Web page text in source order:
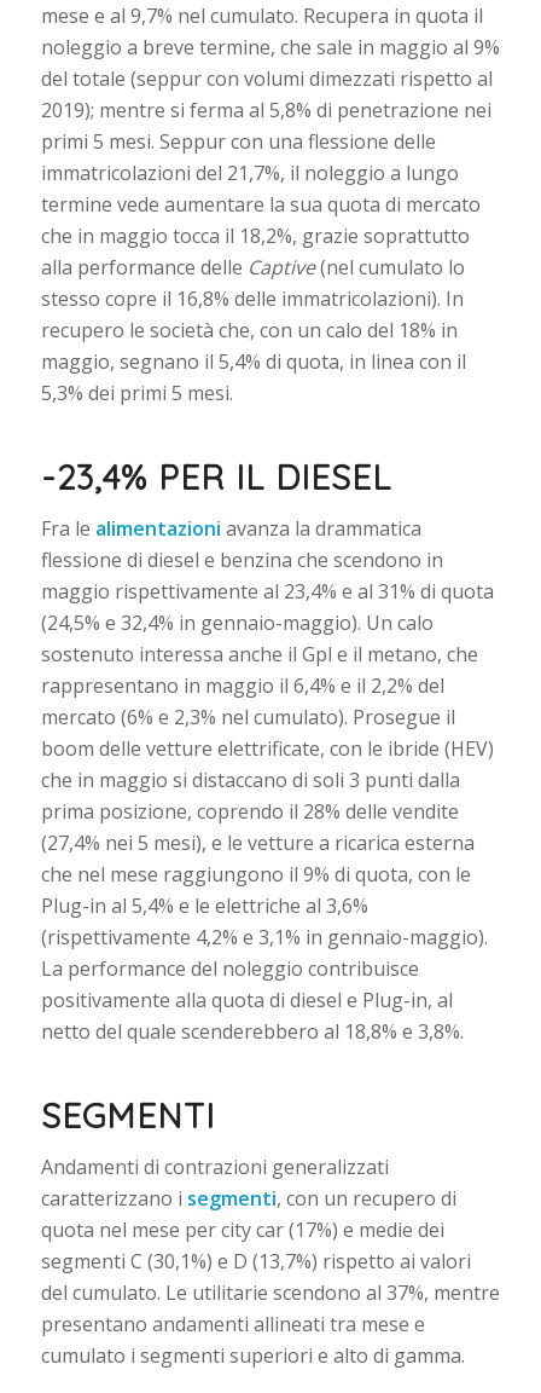
mese e al 9,7% nel cumulato. Recupera in quota il
noleggio a breve termine, che sale in maggio al 9%
del totale (seppur con volumi dimezzati rispetto al
2019); mentre si ferma al 5,8% di penetrazione nei
primi 5 mesi. Seppur con una flessione delle
immatricolazioni del 21,7%, il noleggio a lungo
termine vede aumentare la sua quota di mercato
che in maggio tocca il 18,2%, grazie soprattutto
alla performance delle Captive(nel cumulato lo
stesso copre il 16,8% delle immatricolazioni). In
recupero le società che, con un calo del 18% in
maggio, segnano il 5,4% di quota, in linea con il
5,3% dei primi 5 mesi.
-23,4% PER IL DIESEL
Fra le alimentazioni avanza la drammatica
flessione di diesel e benzina che scendono in
maggio rispettivamente al 23,4% e al 31% di quota
(24,5% e 32,4% in gennaio-maggio). Un calo
sostenuto interessa anche il Gpl e il metano, che
rappresentano in maggio il 6,4% e il 2,2% del
mercato (6% e 2,3% nel cumulato). Prosegue il
boom delle vetture elettrificate, con le ibride (HEV)
che in maggio si distaccano di soli 3 punti dalla
prima posizione, coprendo il 28% delle vendite
(27,4% nei 5 mesi), e le vetture a ricarica esterna
che nel mese raggiungono il 9% di quota, con le
Plug-in al 5,4% e le elettriche al 3,6%
(rispettivamente 4,2% e 3,1% in gennaio-maggio).
La performance del noleggio contribuisce
positivamente alla quota di diesel e Plug-in, al
netto del quale scenderebbero al 18,8% e 3,8%.
SEGMENTI
Andamenti di contrazioni generalizzati
caratterizzano i segmenti, con un recupero di
quota nel mese per city car (17%) e medie dei
segmenti C (30,1%) e D (13,7%) rispetto ai valori
del cumulato. Le utilitarie scendono al 37%, mentre
presentano andamenti allineati tra mese e
cumulato i segmenti superiori e alto di gamma.